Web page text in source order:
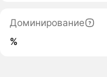
Доминирование
%